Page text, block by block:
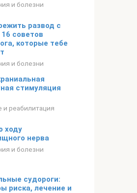
и болезни
развод с
советов
которые тебе
и болезни
стимуляция
и реабилитация
ходу
нерва
и болезни
судороги:
риска, лечение и